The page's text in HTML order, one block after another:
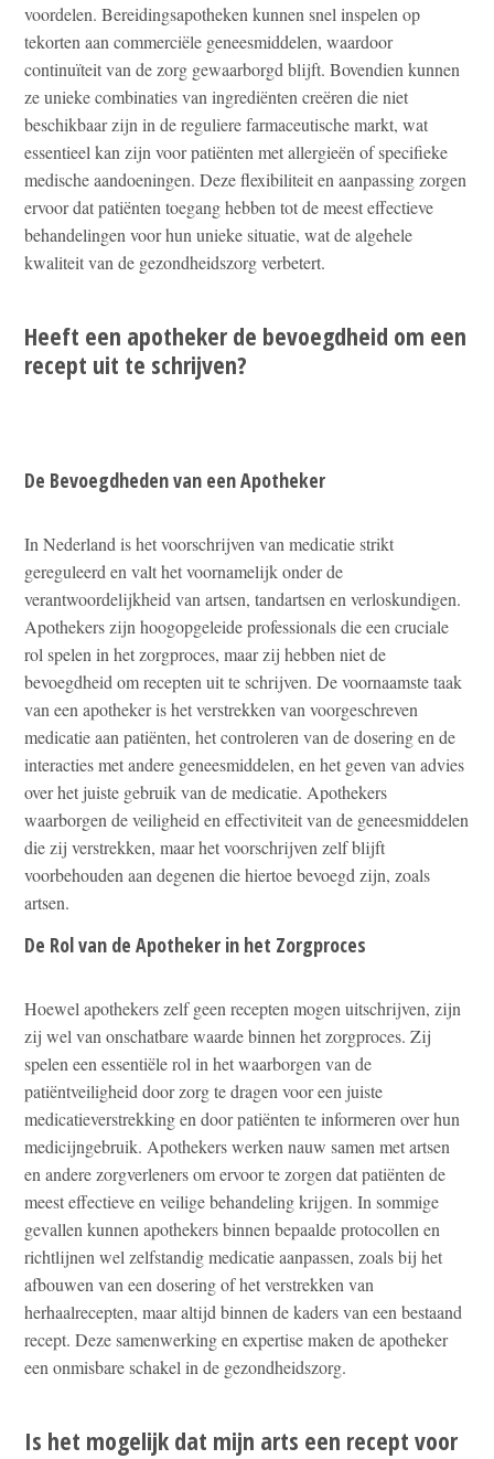
voordelen. Bereidingsapotheken kunnen snel inspelen op
tekorten aan commerciële geneesmiddelen, waardoor
continuïteit van de zorg gewaarborgd blijft. Bovendien kunnen
ze unieke combinaties van ingrediënten creëren die niet
beschikbaar zijn in de reguliere farmaceutische markt, wat
essentieel kan zijn voor patiënten met allergieën of specifieke
medische aandoeningen. Deze flexibiliteit en aanpassing zorgen
ervoor dat patiënten toegang hebben tot de meest effectieve
behandelingen voor hun unieke situatie, wat de algehele
kwaliteit van de gezondheidszorg verbetert.
Heeft een apotheker de bevoegdheid om een
recept uit te schrijven?
De Bevoegdheden van een Apotheker
In Nederland is het voorschrijven van medicatie strikt
gereguleerd en valt het voornamelijk onder de
verantwoordelijkheid van artsen, tandartsen en verloskundigen.
Apothekers zijn hoogopgeleide professionals die een cruciale
rol spelen in het zorgproces, maar zij hebben niet de
bevoegdheid om recepten uit te schrijven. De voornaamste taak
van een apotheker is het verstrekken van voorgeschreven
medicatie aan patiënten, het controleren van de dosering en de
interacties met andere geneesmiddelen, en het geven van advies
over het juiste gebruik van de medicatie. Apothekers
waarborgen de veiligheid en effectiviteit van de geneesmiddelen
die zij verstrekken, maar het voorschrijven zelf blijft
voorbehouden aan degenen die hiertoe bevoegd zijn, zoals
artsen.
De Rol van de Apotheker in het Zorgproces
Hoewel apothekers zelf geen recepten mogen uitschrijven, zijn
zij wel van onschatbare waarde binnen het zorgproces. Zij
spelen een essentiële rol in het waarborgen van de
patiëntveiligheid door zorg te dragen voor een juiste
medicatieverstrekking en door patiënten te informeren over hun
medicijngebruik. Apothekers werken nauw samen met artsen
en andere zorgverleners om ervoor te zorgen dat patiënten de
meest effectieve en veilige behandeling krijgen. In sommige
gevallen kunnen apothekers binnen bepaalde protocollen en
richtlijnen wel zelfstandig medicatie aanpassen, zoals bij het
afbouwen van een dosering of het verstrekken van
herhaalrecepten, maar altijd binnen de kaders van een bestaand
recept. Deze samenwerking en expertise maken de apotheker
een onmisbare schakel in de gezondheidszorg.
Is het mogelijk dat mijn arts een recept voor